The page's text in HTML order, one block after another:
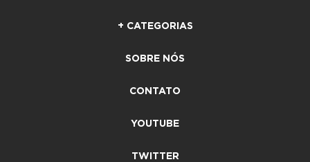
+ CATEGORIAS
SOBRE NÓS
CONTATO
YOUTUBE
TWITTER